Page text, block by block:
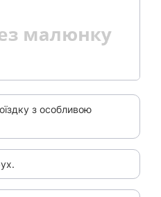
з особливою